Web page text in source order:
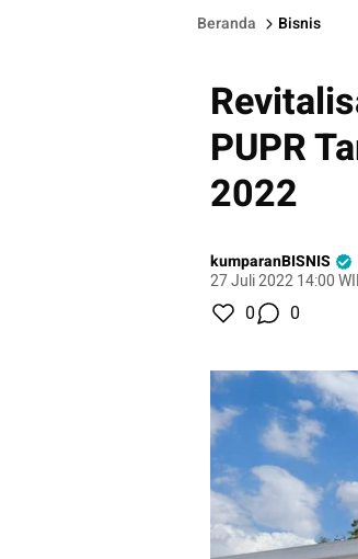
Beranda Bisnis
PUPR
2022
kumparanBISNIS
27 Juli 2022 14:00
0 0